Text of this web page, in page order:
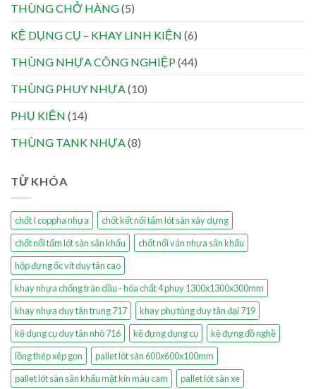
THÙNG CHỞ HÀNG(5)
KỆ DỤNG CỤ – KHAY LINH KIỆN (6)
THÙNG NHỰA CÔNG NGHIỆP(44)
THÙNG PHUY NHỰA (10)
PHỤ KIỆN (14)
THÙNG TANK NHỰA (8)
TỪ KHÓA
chốt I coppha nhựa
chốt kết nối tấm lót sàn xây dựng
chốt nối tấm lót sàn sân khấu
chốt nối ván nhựa sân khấu
hộp đựng ốc vít duy tân cao
khay nhựa chống tràn dầu - hóa chất 4 phuy 1300x1300x300mm
khay nhựa duy tân trung 717
khay phụ tùng duy tân đại 719
kệ dụng cụ duy tân nhỏ 716
kệ đựng dụng cụ
kệ đựng đồ nghề
lồng thép xêp gọn
pallet lót sàn 600x600x100mm
pallet lót sàn sân khấu mặt kín màu cam
pallet lót sàn xe